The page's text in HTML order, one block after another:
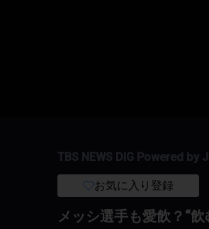
TBS NEWS DIG Powered by
お気に入り登録
メッシ選手も愛飲？“飲